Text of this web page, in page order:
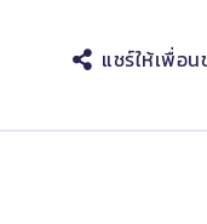
แชร์ให้เพื่อ